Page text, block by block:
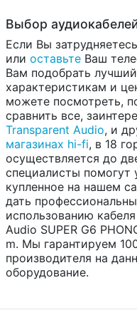
Выбор
Если Вы
или оставьте Ваш
Вам подобрать
характеристикам и
можете посмотреть,
сравнить все,
Transparent Audio, и
магазинах hi-fi, в 18
осуществляется до
специалисты помогут
купленное на нашем
дать
использованию
Audio SUPER G6
m. Мы гарантируем
производителя на
оборудование.